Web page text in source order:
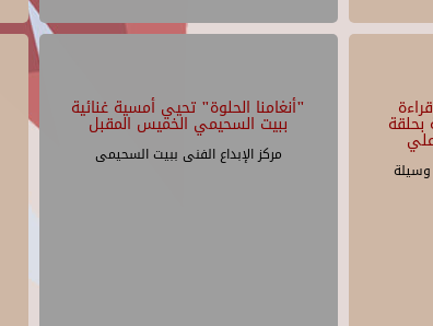
"أنغامنا الحلوة" تحيي أمسية غنائية
ببيت السحيمي الخميس المقبل
مركز الإبداع الفنى ببيت السحيمى
بحلقة
وسيلة